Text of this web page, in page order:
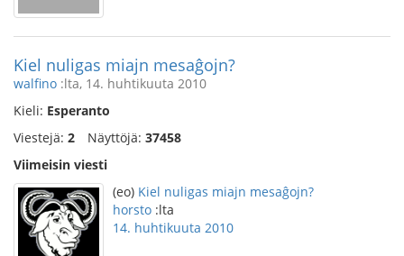
Kiel nuligas miajn mesaĝojn?
walfino :lta, 14. huhtikuuta 2010
Kieli: Esperanto
Viestejä: 2 Näyttöjä: 37458
Viimeisin viesti
(eo) Kiel nuligas miajn mesaĝojn?
horsto :lta
14. huhtikuuta 2010